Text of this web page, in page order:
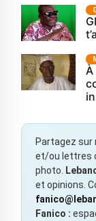
Partagez sur
et/ou lettres
photo.
et opinions.
Fanico :